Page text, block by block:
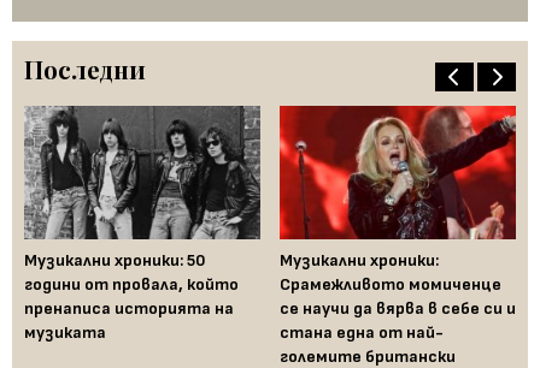
Последни
Музикални хроники: 50
години от провала, който
пренаписа историята на
музиката
Музикални хроники:
Срамежливото момиченце
се научи да вярва в себе си и
стана една от най-
големите британски